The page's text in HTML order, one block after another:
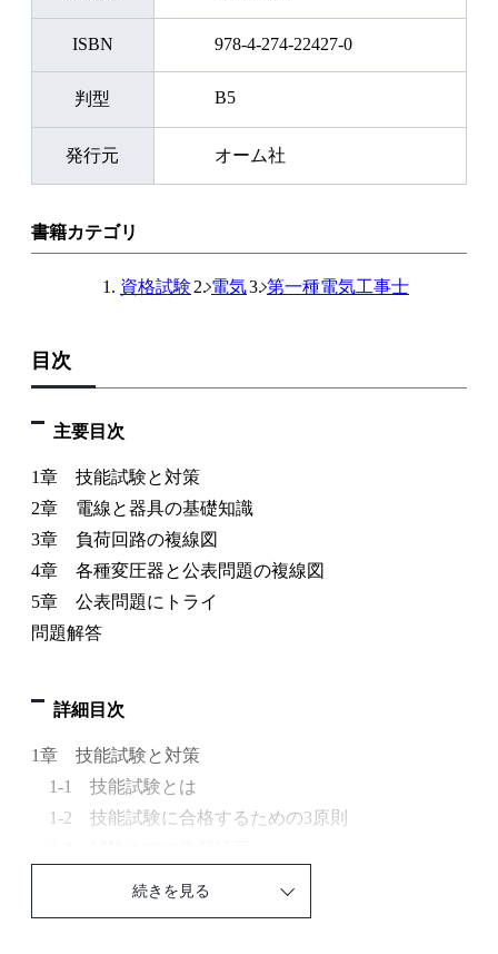
ISBN 978-4-274-22427-0
判型 B5
発行元 オーム社
書籍カテゴリ
資格試験 電気 第一種電気工事士
目次
主要目次
1章 技能試験と対策
2章 電線と器具の基礎知識
3章 負荷回路の複線図
4章 各種変圧器と公表問題の複線図
5章 公表問題にトライ
問題解答
詳細目次
1章 技能試験と対策
1-1 技能試験とは
1-2 技能試験に合格するための3原則
1-4 傾向と対策
続きを見る